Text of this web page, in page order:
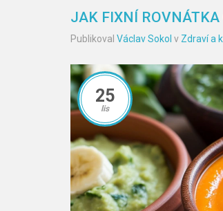
JAK FIXNÍ
Publikoval Václav Sokol v Zdraví a
25
lis